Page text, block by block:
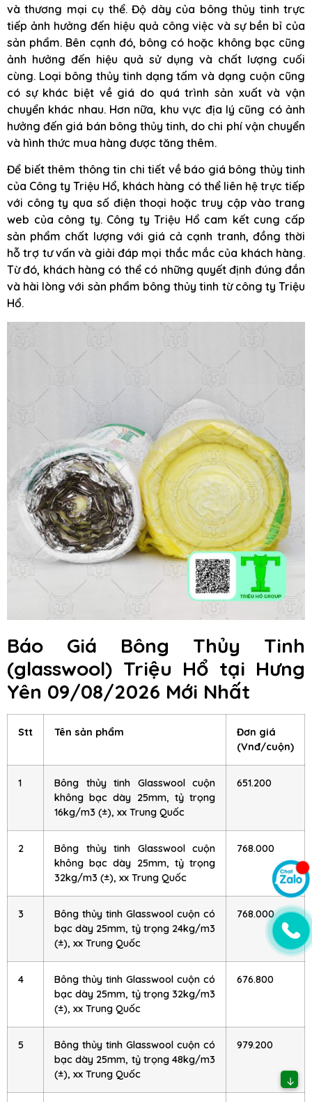
và thương mại cụ thể. Độ dày của bông thủy tinh trực
tiếp ảnh hưởng đến hiệu quả công việc và sự bền bỉ của
sản phẩm. Bên cạnh đó, bông có hoặc không bạc cũng
ảnh hưởng đến hiệu quả sử dụng và chất lượng cuối
cùng. Loại bông thủy tinh dạng tấm và dạng cuộn cũng
có sự khác biệt về giá do quá trình sản xuất và vận
chuyển khác nhau. Hơn nữa, khu vực địa lý cũng có ảnh
hưởng đến giá bán bông thủy tinh, do chi phí vận chuyển
và hình thức mua hàng được tăng thêm.
Để biết thêm thông tin chi tiết về báo giá bông thủy tinh
của Công ty Triệu Hổ, khách hàng có thể liên hệ trực tiếp
với công ty qua số điện thoại hoặc truy cập vào trang
web của công ty. Công ty Triệu Hổ cam kết cung cấp
sản phẩm chất lượng với giá cả cạnh tranh, đồng thời
hỗ trợ tư vấn và giải đáp mọi thắc mắc của khách hàng.
Từ đó, khách hàng có thể có những quyết định đúng đắn
và hài lòng với sản phẩm bông thủy tinh từ công ty Triệu
Hổ.
Báo Giá Bông Thủy Tinh
(glasswool) Triệu Hổ tại Hưng
Yên 09/08/2026 Mới Nhất
Stt Tên sản phẩm
Đơn giá
(Vnđ/cuộn)
1
Bông thủy tinh Glasswool cuộn
không bạc dày 25mm, tỷ trọng
16kg/m3 (±), xx Trung Quốc
651.200
2
Bông thủy tinh Glasswool cuộn
không bạc dày 25mm, tỷ trọng
32kg/m3 (±), xx Trung Quốc
768.000
3
Bông thủy tinh Glasswool cuộn có
bạc dày 25mm, tỷ trọng 24kg/m3
(±), xx Trung Quốc
768.000
4
Bông thủy tinh Glasswool cuộn có
bạc dày 25mm, tỷ trọng 32kg/m3
(±), xx Trung Quốc
676.800
5
Bông thủy tinh Glasswool cuộn có
bạc dày 25mm, tỷ trọng 48kg/m3
(±), xx Trung Quốc
979.200
↓